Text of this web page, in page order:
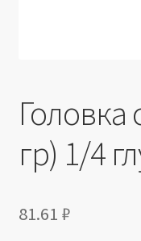
Головка
гр) 1/4
81.61 ₽